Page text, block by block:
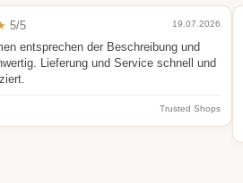
5/5 19.07.2026
entsprechen der Beschreibung und
Lieferung und Service schnell und
Trusted Shops